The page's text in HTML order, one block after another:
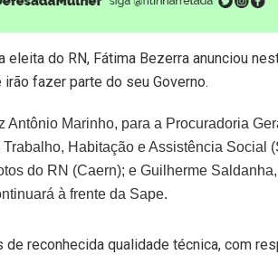
eleita do RN, Fátima Bezerra anunciou
fazer parte do seu Governo.
Antônio Marinho, para a Procuradoria
Trabalho, Habitação e Assistência Social
do RN (Caern); e Guilherme
à frente da Sape.
de reconhecida qualidade técnica, com